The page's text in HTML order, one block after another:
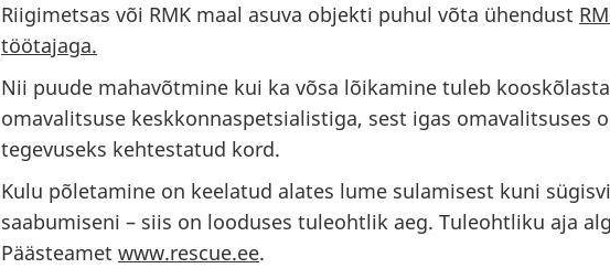
Riigimetsas või RMK maal asuva objekti puhul võta ühendust
töötajaga.
Nii puude mahavõtmine kui ka võsa lõikamine tuleb
omavalitsuse keskkonnaspetsialistiga, sest igas omavalitsuses
tegevuseks kehtestatud kord.
Kulu põletamine on keelatud alates lume sulamisest kuni
saabumiseni – siis on looduses tuleohtlik aeg. Tuleohtliku aja
Päästeamet www.rescue.ee.